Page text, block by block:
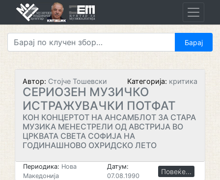
Автор: Стојче Тошевски Категорија: критика
СЕРИОЗЕН МУЗИЧКО
ИСТРАЖУВАЧКИ ПОТФАТ
КОН КОНЦЕРТОТ НА АНСАМБЛОТ ЗА СТАРА
МУЗИКА МЕНЕСТРЕЛИ ОД АВСТРИЈА ВО
ЦРКВАТА СВЕТА СОФИЈА НА
ГОДИНАШНОВО ОХРИДСКО ЛЕТО
Периодика: Нова
Македонија
Датум:
07.08.1990
Повеќе...